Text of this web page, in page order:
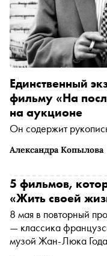
Александра Копылова
Единственный
фильму «На
на аукционе
Он содержит
5 фильмов,
«Жить своей
8 мая в повторный
— классика
музой Жан-Люка